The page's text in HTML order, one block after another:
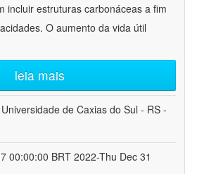
incluir estruturas carbonáceas a fim
O aumento da vida útil
leia mais
Universidade de Caxias do Sul - RS -
00:00:00 BRT 2022-Thu Dec 31